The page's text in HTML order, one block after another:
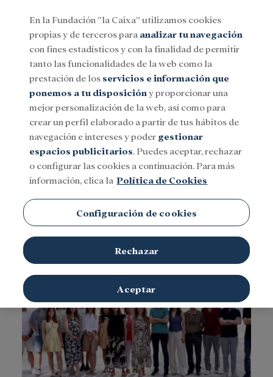
Menu
SocialInvestigación y becasCultura
Centro Nacional de
Investigaciones
Cardiovasculares Carlos III
(CNIC)
En la Fundación ”la Caixa” utilizamos cookies
propias y de terceros para analizar tu navegación
con fines estadísticos y con la finalidad de permitir
tanto las funcionalidades de la web como la
prestación de los servicios e información que
ponemos a tu disposición y proporcionar una
mejor personalización de la web, así como para
crear un perfil elaborado a partir de tus hábitos de
navegación e intereses y poder gestionar
espacios publicitarios. Puedes aceptar, rechazar
o configurar las cookies a continuación. Para más
información, clica la Política de Cookies
Configuración de cookies
Rechazar
Aceptar